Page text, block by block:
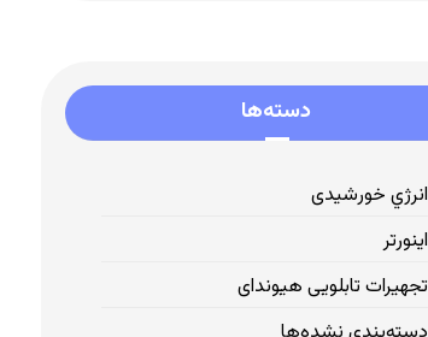
دسته‌ها
انرژي خورشیدی
اینورتر
تجهیرات تابلویی هیوندای